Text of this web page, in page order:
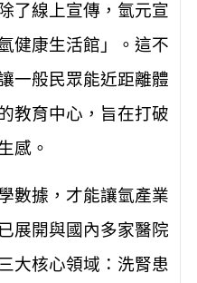
了線上宣傳，氫元宣
健康生活館」。這不
一般民眾能近距離體
教育中心，旨在打破
感。
數據，才能讓氫產業
展開與國內多家醫院
大核心領域：洗腎患